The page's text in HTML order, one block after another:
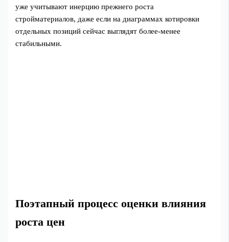
уже учитывают инерцию прежнего роста
стройматериалов, даже если на диаграммах котировки
отдельных позиций сейчас выглядят более-менее
стабильными.
Поэтапный процесс оценки влияния
роста цен